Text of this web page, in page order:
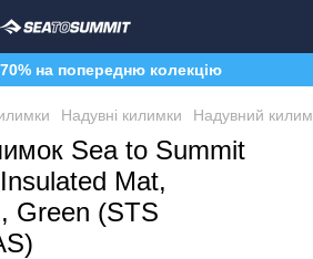
на попередню колекцію
Надувні килимки Надувний
Sea to Summit
Mat,
Green (STS